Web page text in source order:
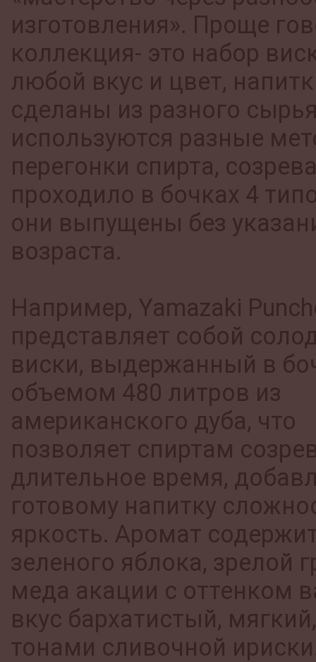
изготовления». Проще
коллекция- это набор
любой вкус и цвет,
сделаны из разного
используются разные
перегонки спирта,
проходило в бочках 4
они выпущены без
возраста.
Например, Yamazaki
представляет собой
виски, выдержанный в
объемом 480 литров из
американского дуба, что
позволяет спиртам
длительное время,
готовому напитку
яркость. Аромат
зеленого яблока, зрелой
меда акации с оттенком
вкус бархатистый,
тонами сливочной